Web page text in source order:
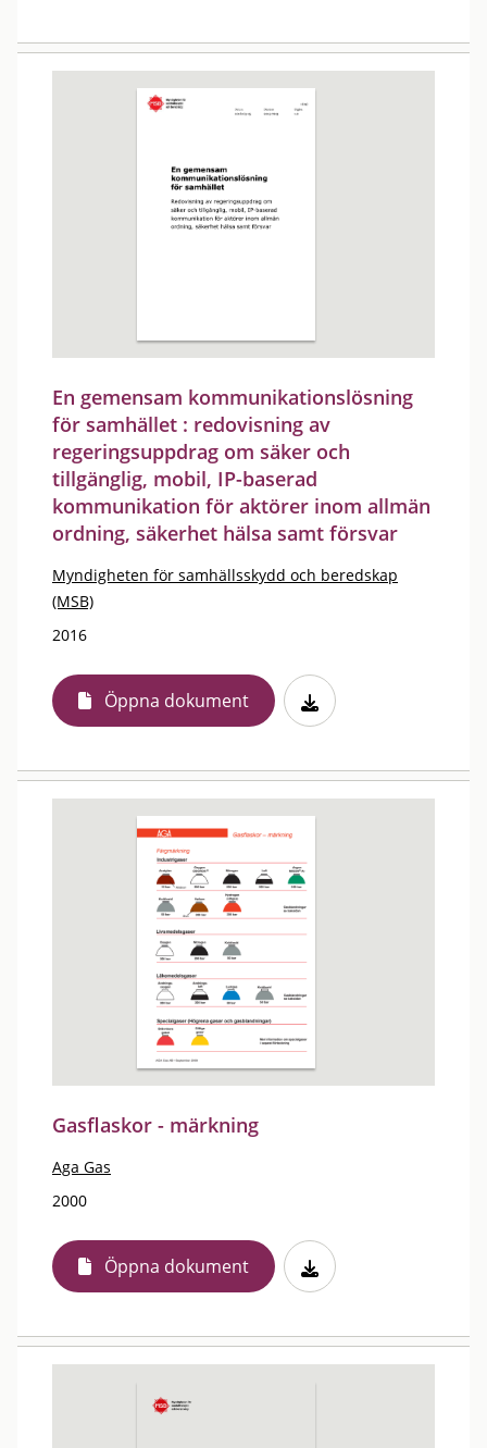
En gemensam kommunikationslösning
för samhället : redovisning av
regeringsuppdrag om säker och
tillgänglig, mobil, IP-baserad
kommunikation för aktörer inom allmän
ordning, säkerhet hälsa samt försvar
Myndigheten för samhällsskydd och beredskap
(MSB)
2016
Öppna dokument
Gasflaskor - märkning
Aga Gas
2000
Öppna dokument